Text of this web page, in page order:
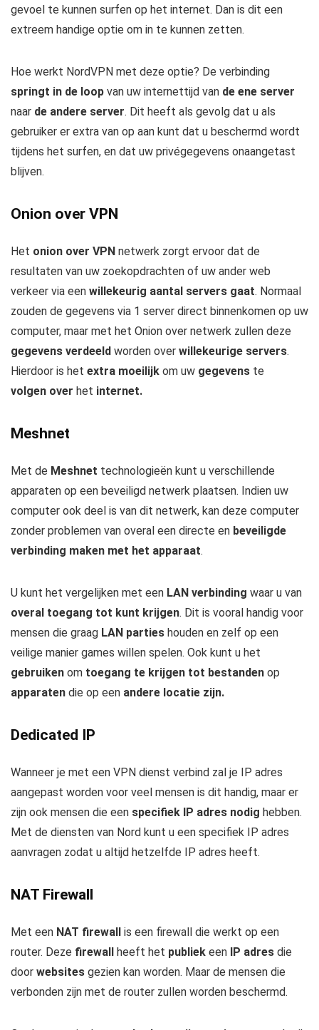
gevoel te kunnen surfen op het internet. Dan is dit een
extreem handige optie om in te kunnen zetten.
Hoe werkt NordVPN met deze optie? De verbinding
springt in de loop van uw internettijd van de ene server
naar de andere server. Dit heeft als gevolg dat u als
gebruiker er extra van op aan kunt dat u beschermd wordt
tijdens het surfen, en dat uw privégegevens onaangetast
blijven.
Onion over VPN
Het onion over VPN netwerk zorgt ervoor dat de
resultaten van uw zoekopdrachten of uw ander web
verkeer via een willekeurig aantal servers gaat. Normaal
zouden de gegevens via 1 server direct binnenkomen op uw
computer, maar met het Onion over netwerk zullen deze
gegevens verdeeld worden over willekeurige servers.
Hierdoor is het extra moeilijk om uw gegevens te
volgen over het internet.
Meshnet
Met de Meshnet technologieën kunt u verschillende
apparaten op een beveiligd netwerk plaatsen. Indien uw
computer ook deel is van dit netwerk, kan deze computer
zonder problemen van overal een directe en beveiligde
verbinding maken met het apparaat.
U kunt het vergelijken met een LAN verbinding waar u van
overal toegang tot kunt krijgen. Dit is vooral handig voor
mensen die graag LAN parties houden en zelf op een
veilige manier games willen spelen. Ook kunt u het
gebruiken om toegang te krijgen tot bestanden op
apparaten die op een andere locatie zijn.
Dedicated IP
Wanneer je met een VPN dienst verbind zal je IP adres
aangepast worden voor veel mensen is dit handig, maar er
zijn ook mensen die een specifiek IP adres nodig hebben.
Met de diensten van Nord kunt u een specifiek IP adres
aanvragen zodat u altijd hetzelfde IP adres heeft.
NAT Firewall
Met een NAT firewall is een firewall die werkt op een
router. Deze firewall heeft het publiek een IP adres die
door websites gezien kan worden. Maar de mensen die
verbonden zijn met de router zullen worden beschermd.